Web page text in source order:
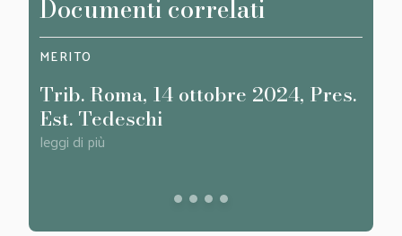
Documenti correlati
MERITO
Trib. Roma, 14 ottobre 2024, Pres.
Est. Tedeschi
leggi di più